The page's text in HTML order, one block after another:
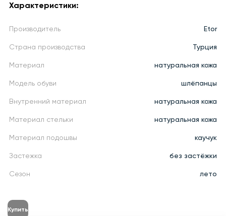
Характеристики:
Производитель Etor
Страна производства Турция
Материал натуральная кожа
Модель обуви шлёпанцы
Внутренний материал натуральная кожа
Материал стельки натуральная кожа
Материал подошвы каучук
Застежка без застёжки
Сезон лето
Купить